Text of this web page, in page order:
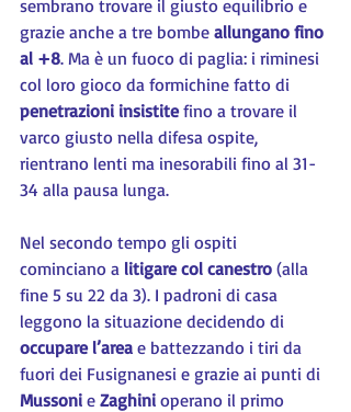
sembrano trovare il giusto equilibrio e
grazie anche a tre bombe allungano fino
al +8. Ma è un fuoco di paglia: i riminesi
col loro gioco da formichine fatto di
penetrazioni insistite fino a trovare il
varco giusto nella difesa ospite,
rientrano lenti ma inesorabili fino al 31-
34 alla pausa lunga.
Nel secondo tempo gli ospiti
cominciano a litigare col canestro (alla
fine 5 su 22 da 3). I padroni di casa
leggono la situazione decidendo di
occupare l’area e battezzando i tiri da
fuori dei Fusignanesi e grazie ai punti di
Mussoni e Zaghini operano il primo